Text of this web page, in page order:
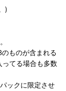
)
ものが含まれる
てる場合も多数
ックに限定させ